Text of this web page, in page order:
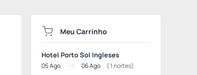
Meu Carrinho
Hotel Porto Sol Ingleses
05 Ago 06 Ago (1noites)